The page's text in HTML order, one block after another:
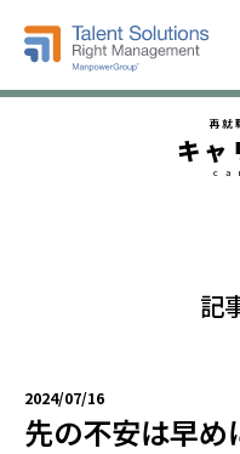
再就
キャ
記
2024/07/16
先の不安は早